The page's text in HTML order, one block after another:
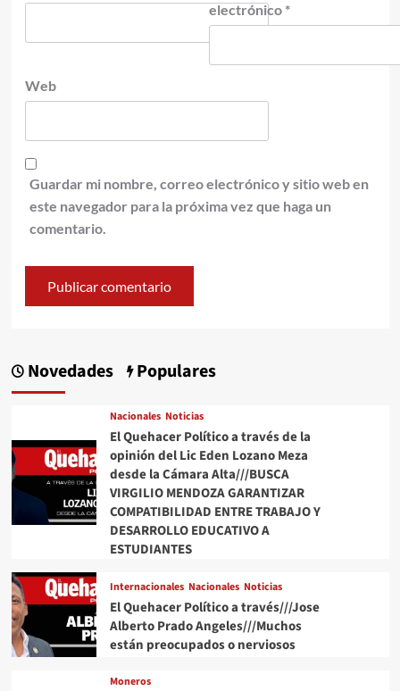
electrónico *
Web
Guardar mi nombre, correo electrónico y sitio web en
este navegador para la próxima vez que haga un
comentario.
Novedades Populares
Nacionales Noticias
El Quehacer Político a través de la
opinión del Lic Eden Lozano Meza
desde la Cámara Alta///BUSCA
VIRGILIO MENDOZA GARANTIZAR
COMPATIBILIDAD ENTRE TRABAJO Y
DESARROLLO EDUCATIVO A
ESTUDIANTES
Internacionales Nacionales Noticias
El Quehacer Político a través///Jose
Alberto Prado Angeles///Muchos
están preocupados o nerviosos
Moneros